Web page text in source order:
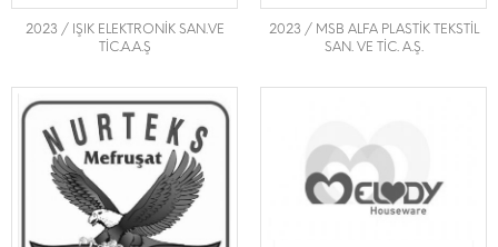
2023 / IŞIK ELEKTRONİK SAN.VE
TİC.A.A.Ş
2023 / MSB ALFA PLASTİK TEKSTİL
SAN. VE TİC. A.Ş.